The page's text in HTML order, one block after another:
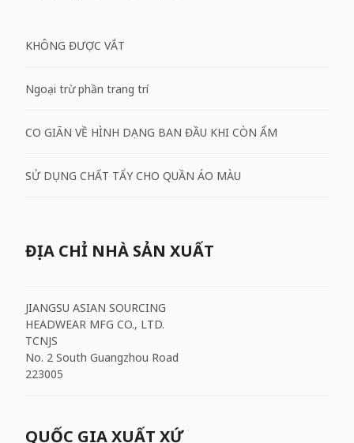
KHÔNG ĐƯỢC VẮT
Ngoại trừ phần trang trí
CO GIÃN VỀ HÌNH DẠNG BAN ĐẦU KHI CÒN ẨM
SỬ DỤNG CHẤT TẨY CHO QUẦN ÁO MÀU
ĐỊA CHỈ NHÀ SẢN XUẤT
JIANGSU ASIAN SOURCING
HEADWEAR MFG CO., LTD.
TCNJS
No. 2 South Guangzhou Road
223005
QUỐC GIA XUẤT XỨ